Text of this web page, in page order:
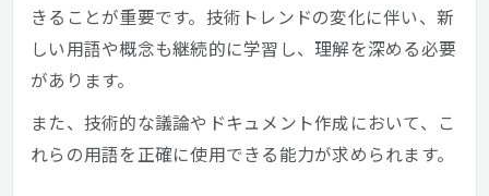
きることが重要です。技術トレンドの変化に伴い、新
しい用語や概念も継続的に学習し、理解を深める必要
があります。
また、技術的な議論やドキュメント作成において、こ
れらの用語を正確に使用できる能力が求められます。